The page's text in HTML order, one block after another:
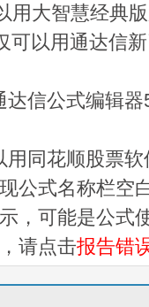
用大智慧经典
可以用通达信
信公式编辑
同花顺股票
公式名称栏空
，可能是公式
请点击报告错